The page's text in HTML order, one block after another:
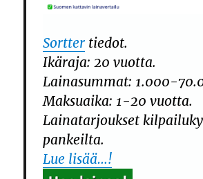
Sortter tiedot.
Ikäraja: 20 vuotta.
Lainasummat: 1.000-
Maksuaika: 1-20 vuotta.
Lainatarjoukset
pankeilta.
Lue lisää…!